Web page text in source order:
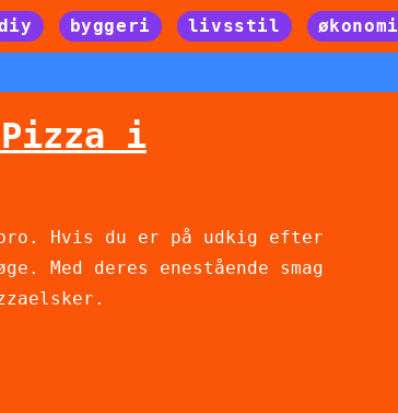
byggeri livsstil økonomi
Pizza i
Hvis du er på udkig efter
Med deres enestående smag